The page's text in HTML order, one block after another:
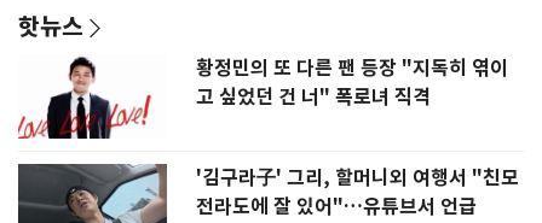
핫뉴스
황정민의 또 다른 팬 등장 "지독히 엮이
고 싶었던 건 너" 폭로녀 직격
'김구라子' 그리, 할머니외 여행서 "친모
전라도에 잘 있어"…유튜브서 언급